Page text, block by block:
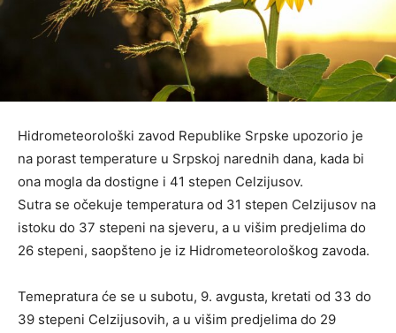
Hidrometeorološki zavod Republike Srpske upozorio je
na porast temperature u Srpskoj narednih dana, kada bi
ona mogla da dostigne i 41 stepen Celzijusov.
Sutra se očekuje temperatura od 31 stepen Celzijusov na
istoku do 37 stepeni na sjeveru, a u višim predjelima do
26 stepeni, saopšteno je iz Hidrometeorološkog zavoda.
Temepratura će se u subotu, 9. avgusta, kretati od 33 do
39 stepeni Celzijusovih, a u višim predjelima do 29